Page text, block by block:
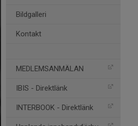
Bildgalleri
Kontakt
MEDLEMSANMÄLAN
IBIS - Direktlänk
INTERBOOK - Direktlänk